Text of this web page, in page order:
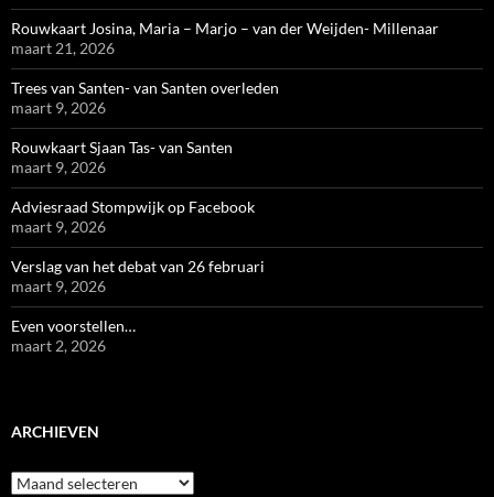
Rouwkaart Josina, Maria – Marjo – van der Weijden- Millenaar
maart 21, 2026
Trees van Santen- van Santen overleden
maart 9, 2026
Rouwkaart Sjaan Tas- van Santen
maart 9, 2026
Adviesraad Stompwijk op Facebook
maart 9, 2026
Verslag van het debat van 26 februari
maart 9, 2026
Even voorstellen…
maart 2, 2026
ARCHIEVEN
Archieven